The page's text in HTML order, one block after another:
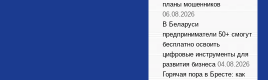
планы мошенников
06.08.2026
В Беларуси
предприниматели 50+ смогут
бесплатно освоить
цифровые инструменты для
развития бизнеса 04.08.2026
Горячая пора в Бресте: как